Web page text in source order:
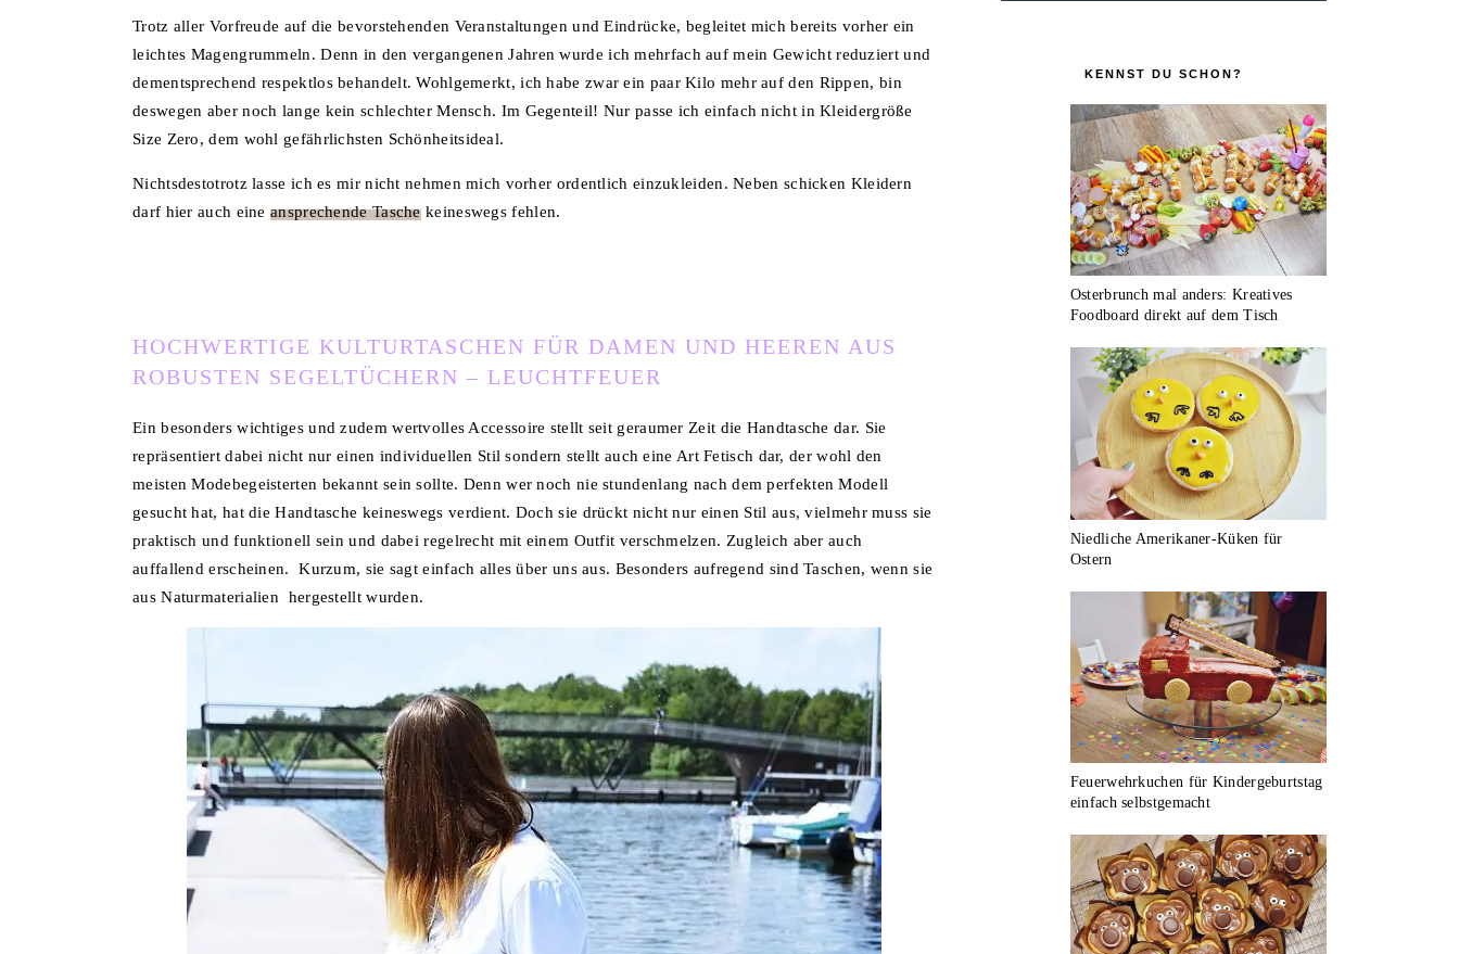
Trotz aller Vorfreude auf die bevorstehenden Veranstaltungen und Eindrücke, begleitet mich bereits vorher ein
leichtes Magengrummeln. Denn in den vergangenen Jahren wurde ich mehrfach auf mein Gewicht reduziert und
dementsprechend respektlos behandelt. Wohlgemerkt, ich habe zwar ein paar Kilo mehr auf den Rippen, bin
deswegen aber noch lange kein schlechter Mensch. Im Gegenteil! Nur passe ich einfach nicht in Kleidergröße
Size Zero, dem wohl gefährlichsten Schönheitsideal.
Nichtsdestotrotz lasse ich es mir nicht nehmen mich vorher ordentlich einzukleiden. Neben schicken Kleidern
darf hier auch eineansprechende Taschekeineswegs fehlen.
HOCHWERTIGE KULTURTASCHEN FÜR DAMEN UND HEEREN AUS
ROBUSTEN SEGELTÜCHERN – LEUCHTFEUER
Ein besonders wichtiges und zudem wertvolles Accessoire stellt seit geraumer Zeit die Handtasche dar. Sie
repräsentiert dabei nicht nur einen individuellen Stil sondern stellt auch eine Art Fetisch dar, der wohl den
meisten Modebegeisterten bekannt sein sollte. Denn wer noch nie stundenlang nach dem perfekten Modell
gesucht hat, hat die Handtasche keineswegs verdient. Doch sie drückt nicht nur einen Stil aus, vielmehr muss sie
praktisch und funktionell sein und dabei regelrecht mit einem Outfit verschmelzen. Zugleich aber auch
auffallend erscheinen. Kurzum, sie sagt einfach alles über uns aus. Besonders aufregend sind Taschen, wenn sie
aus Naturmaterialien hergestellt wurden.
KENNST DU SCHON?
Osterbrunch mal anders: Kreatives
Foodboard direkt auf dem Tisch
Niedliche Amerikaner-Küken für
Ostern
Feuerwehrkuchen für Kindergeburtstag
einfach selbstgemacht